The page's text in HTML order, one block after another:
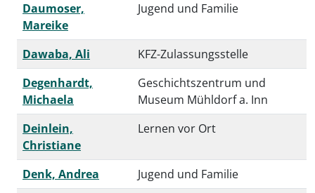
Daumoser,
Mareike
Jugend und Familie
Dawaba, Ali
KFZ-Zulassungsstelle
Degenhardt,
Michaela
Geschichtszentrum und
Museum Mühldorf a. Inn
Deinlein,
Christiane
Lernen vor Ort
Denk, Andrea
Jugend und Familie